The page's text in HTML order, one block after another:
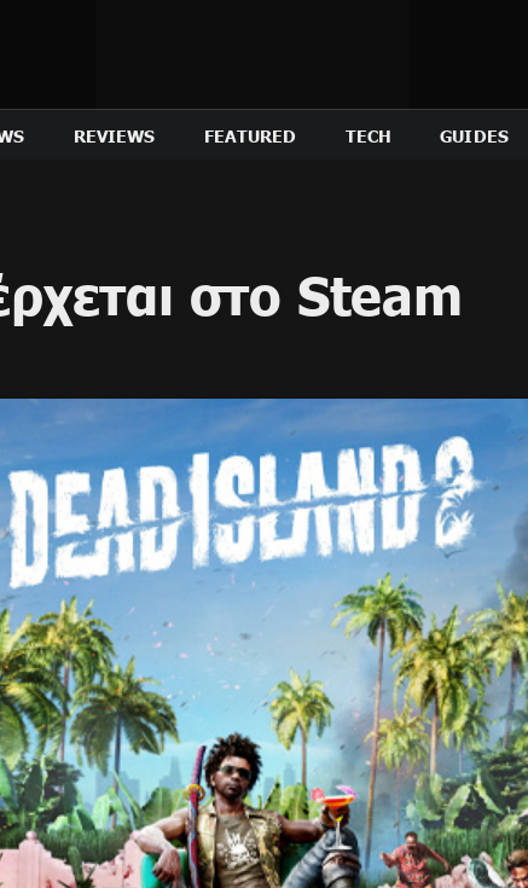
REVIEWS FEATURED TECH GUIDES
στο Steam